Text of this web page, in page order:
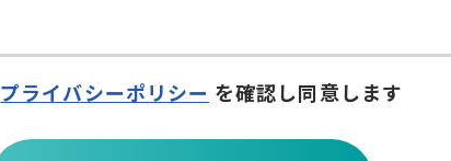
プライバシーポリシー を確認し同意します